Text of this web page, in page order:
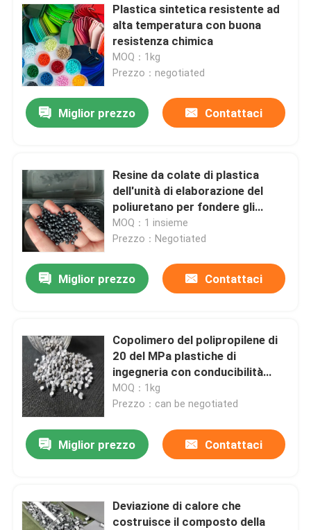
Plastica sintetica resistente ad
alta temperatura con buona
resistenza chimica
MOQ：1kg
Prezzo：negotiated
Miglior prezzo Contattaci
Resine da colate di plastica
dell'unità di elaborazione del
poliuretano per fondere gli
oggetti decorativi
MOQ：1 insieme
Prezzo：Negotiated
Miglior prezzo Contattaci
Copolimero del polipropilene di
20 del MPa plastiche di
ingegneria con conducibilità
termica 0,2 W/MK
MOQ：1kg
Prezzo：can be negotiated
Miglior prezzo Contattaci
Deviazione di calore che
costruisce il composto della